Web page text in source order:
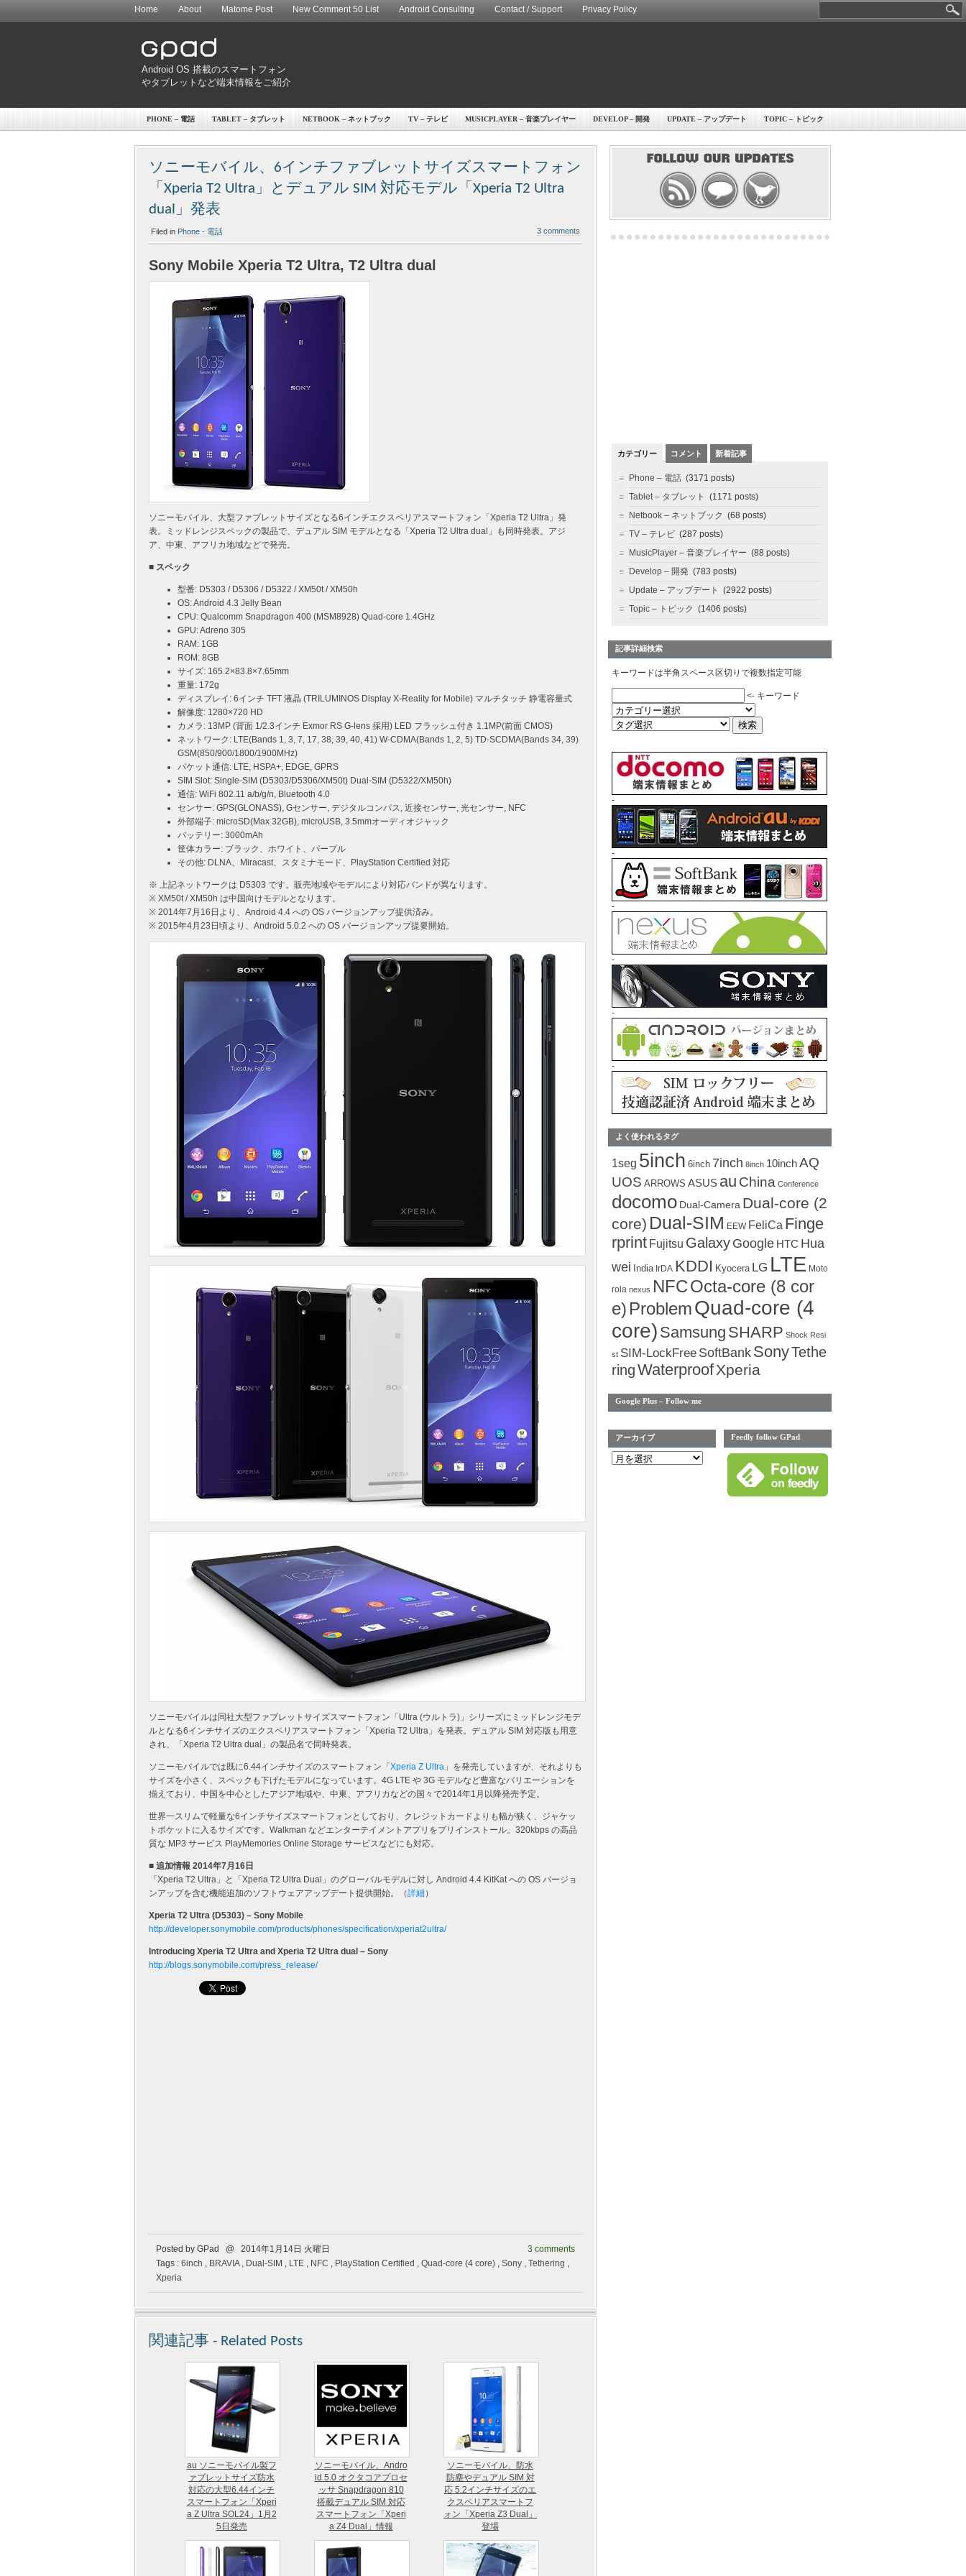
Home About Matome Post New Comment 50 List Android Consulting Contact / Support Privacy Policy
Android OS 搭載のスマートフォン
やタブレットなど端末情報をご紹介
PHONE – 電話 TABLET – タブレット NETBOOK – ネットブック TV – テレビ MUSICPLAYER – 音楽プレイヤー DEVELOP – 開発 UPDATE – アップデート TOPIC – トピック
ソニーモバイル、6インチファブレットサイズスマートフォン
「Xperia T2 Ultra」とデュアル SIM 対応モデル「Xperia T2 Ultra
dual」発表
Filed in Phone - 電話 3 comments
Sony Mobile Xperia T2 Ultra, T2 Ultra dual
ソニーモバイル、大型ファブレットサイズとなる6インチエクスペリアスマートフォン「Xperia T2 Ultra」発
表。ミッドレンジスペックの製品で、デュアル SIM モデルとなる「Xperia T2 Ultra dual」も同時発表。アジ
ア、中東、アフリカ地域などで発売。
■ スペック
型番: D5303 / D5306 / D5322 / XM50t / XM50h
OS: Android 4.3 Jelly Bean
CPU: Qualcomm Snapdragon 400 (MSM8928) Quad-core 1.4GHz
GPU: Adreno 305
RAM: 1GB
ROM: 8GB
サイズ: 165.2×83.8×7.65mm
重量: 172g
ディスプレイ: 6インチ TFT 液晶 (TRILUMINOS Display X-Reality for Mobile) マルチタッチ 静電容量式
解像度: 1280×720 HD
カメラ: 13MP (背面 1/2.3インチ Exmor RS G-lens 採用) LED フラッシュ付き 1.1MP(前面 CMOS)
ネットワーク: LTE(Bands 1, 3, 7, 17, 38, 39, 40, 41) W-CDMA(Bands 1, 2, 5) TD-SCDMA(Bands 34, 39)
GSM(850/900/1800/1900MHz)
パケット通信: LTE, HSPA+, EDGE, GPRS
SIM Slot: Single-SIM (D5303/D5306/XM50t) Dual-SIM (D5322/XM50h)
通信: WiFi 802.11 a/b/g/n, Bluetooth 4.0
センサー: GPS(GLONASS), Gセンサー, デジタルコンパス, 近接センサー, 光センサー, NFC
外部端子: microSD(Max 32GB), microUSB, 3.5mmオーディオジャック
バッテリー: 3000mAh
筐体カラー: ブラック、ホワイト、パープル
その他: DLNA、Miracast、スタミナモード、PlayStation Certified 対応
※ 上記ネットワークは D5303 です。販売地域やモデルにより対応バンドが異なります。
※ XM50t / XM50h は中国向けモデルとなります。
※ 2014年7月16日より、Android 4.4 への OS バージョンアップ提供済み。
※ 2015年4月23日頃より、Android 5.0.2 への OS バージョンアップ提要開始。
ソニーモバイルは同社大型ファブレットサイズスマートフォン「Ultra (ウルトラ)」シリーズにミッドレンジモデ
ルとなる6インチサイズのエクスペリアスマートフォン「Xperia T2 Ultra」を発表。デュアル SIM 対応版も用意
され、「Xperia T2 Ultra dual」の製品名で同時発表。
ソニーモバイルでは既に6.44インチサイズのスマートフォン「 Xperia Z Ultra 」を発売していますが、それよりも
サイズを小さく、スペックも下げたモデルになっています。4G LTE や 3G モデルなど豊富なバリエーションを
揃えており、中国を中心としたアジア地域や、中東、アフリカなどの国々で2014年1月以降発売予定。
世界一スリムで軽量な6インチサイズスマートフォンとしており、クレジットカードよりも幅が狭く、ジャケッ
トポケットに入るサイズです。Walkman などエンターテイメントアプリをプリインストール。320kbps の高品
質な MP3 サービス PlayMemories Online Storage サービスなどにも対応。
■ 追加情報 2014年7月16日
「Xperia T2 Ultra」と「Xperia T2 Ultra Dual」のグローバルモデルに対し Android 4.4 KitKat への OS バージョ
ンアップを含む機能追加のソフトウェアアップデート提供開始。（詳細 ）
Xperia T2 Ultra (D5303) – Sony Mobile
http://developer.sonymobile.com/products/phones/specification/xperiat2ultra/
Introducing Xperia T2 Ultra and Xperia T2 Ultra dual – Sony
http://blogs.sonymobile.com/press_release/
Posted by GPad @ 2014年1月14日 火曜日
3 comments
Tags : 6inch , BRAVIA, Dual-SIM , LTE , NFC , PlayStation Certified , Quad-core (4 core) , Sony , Tethering ,
Xperia
関連記事 - Related Posts
au ソニーモバイル製フ
ァブレットサイズ防水
対応の大型6.44インチ
スマートフォン「Xperi
a Z Ultra SOL24」1月2
5日発売
ソニーモバイル、Andro
id 5.0 オクタコアプロセ
ッサ Snapdragon 810
搭載デュアル SIM 対応
スマートフォン「Xperi
a Z4 Dual」情報
ソニーモバイル、防水
防塵やデュアル SIM 対
応 5.2インチサイズのエ
クスペリアスマートフ
ォン「Xperia Z3 Dual」
登場
カテゴリー コメント 新着記事
Phone – 電話 (3171 posts)
Tablet – タブレット
(1171 posts)
Netbook – ネットブック (68 posts)
TV – テレビ (287 posts)
MusicPlayer – 音楽プレイヤー (88 posts)
Develop – 開発 (783 posts)
Update – アップデート
(2922 posts)
Topic – トピック (1406 posts)
記事詳細検索
キーワードは半角スペース区切りで複数指定可能
<- キーワード
-
-
-
-
-
-
よく使われるタグ
1seg 5inch 6inch 7inch 8inch 10inchAQ
UOS ARROWS ASUS au China Conference
docomo Dual-Camera Dual-core (2
core) Dual-SIM EEW FeliCa Finge
rprint Fujitsu Galaxy Google HTC Hua
wei India IrDA KDDI Kyocera LG LTE Moto
rola nexus NFCOcta-core (8 cor
e) ProblemQuad-core (4
core) Samsung SHARP Shock Resi
st SIM-LockFree SoftBank SonyTethe
ringWaterproofXperia
Google Plus – Follow me
アーカイブ Feedly follow GPad